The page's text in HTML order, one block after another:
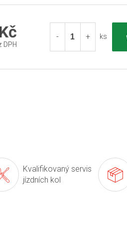
DPH
ks
Kvalifikovaný servis
jízdních kol